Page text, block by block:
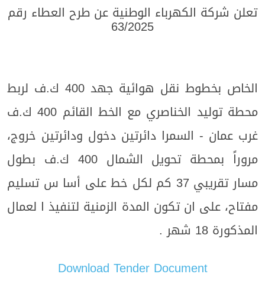
تعلن شركة الكهرباء الوطنية عن طرحالعطاء رقم
63/2025
الخاص بخطوط نقل هوائية جهد 400 ك.ف لربط
محطة توليد الخناصري مع الخط القائم 400 ك.ف
غرب عمان - السمرا دائرتين دخول ودائرتين خروج،
مروراً بمحطة تحويل الشمال 400 ك.ف بطول
مسار تقريبي 37 كم لكل خط على أسا س تسليم
مفتاح، على ان تكون المدة الزمنية لتنفيذ ا لعمال
المذكورة 18 شهر .
Download Tender Document